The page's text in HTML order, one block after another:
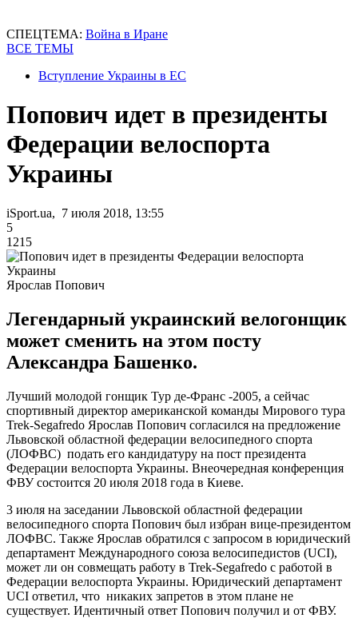
СПЕЦТЕМА: Война в Иране
ВСЕ ТЕМЫ
Вступление Украины в ЕС
Попович идет в президенты
Федерации велоспорта
Украины
iSport.ua, 7 июля 2018, 13:55
5
1215
Ярослав Попович
Легендарный украинский велогонщик
может сменить на этом посту
Александра Башенко.
Лучший молодой гонщик Тур де-Франс -2005, а сейчас
спортивный директор американской команды Мирового тура
Trek-Segafredo Ярослав Попович согласился на предложение
Львовской областной федерации велосипедного спорта
(ЛОФВС) подать его кандидатуру на пост президента
Федерации велоспорта Украины. Внеочередная конференция
ФВУ состоится 20 июля 2018 года в Киеве.
3 июля на заседании Львовской областной федерации
велосипедного спорта Попович был избран вице-президентом
ЛОФВС. Также Ярослав обратился с запросом в юридический
департамент Международного союза велосипедистов (UCI),
может ли он совмещать работу в Trek-Segafredo с работой в
Федерации велоспорта Украины. Юридический департамент
UCI ответил, что никаких запретов в этом плане не
существует. Идентичный ответ Попович получил и от ФВУ.